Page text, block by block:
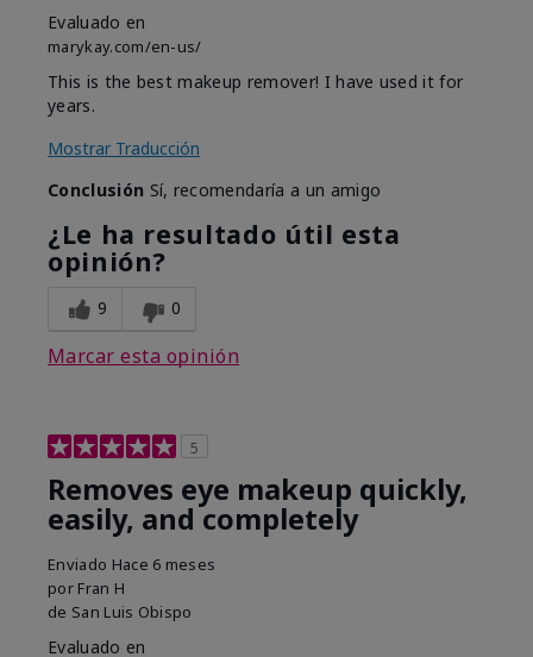
Evaluado en
marykay.com/en-us/
This is the best makeup remover! I have used it for
years.
Mostrar Traducción
Conclusión Sí, recomendaría a un amigo
¿Le ha resultado útil esta
opinión?
9 0
Marcar esta opinión
5
Removes eye makeup quickly,
easily, and completely
Enviado Hace 6 meses
por Fran H
de San Luis Obispo
Evaluado en